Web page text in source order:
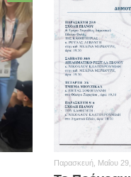
Παρασκευή, Μαΐου